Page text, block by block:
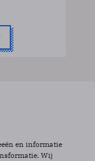
en informatie
Wij